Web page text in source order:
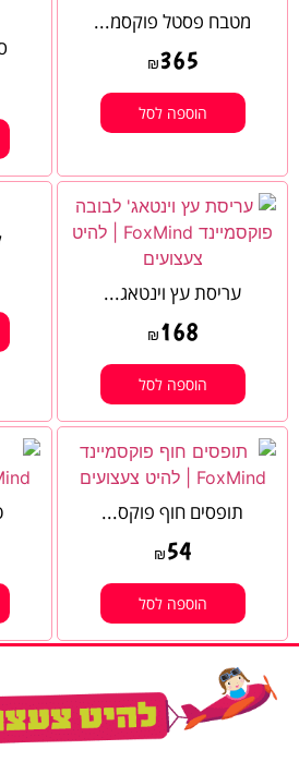
מטבח פסטל פוקסמ...
₪365
הוספה לסל
עריסת עץ וינטאג...
₪ 168
הוספה לסל
תופסים חוף פוקס...
₪ 54
הוספה לסל